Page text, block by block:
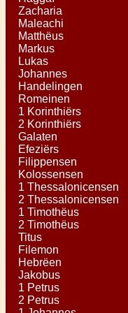
Zacharia
Maleachi
Matthëus
Markus
Lukas
Johannes
Handelingen
Romeinen
1 Korinthiërs
2 Korinthiërs
Galaten
Efeziërs
Filippensen
Kolossensen
1 Thessalonicensen
2 Thessalonicensen
1 Timothëus
2 Timothëus
Titus
Filemon
Hebrëen
Jakobus
1 Petrus
2 Petrus